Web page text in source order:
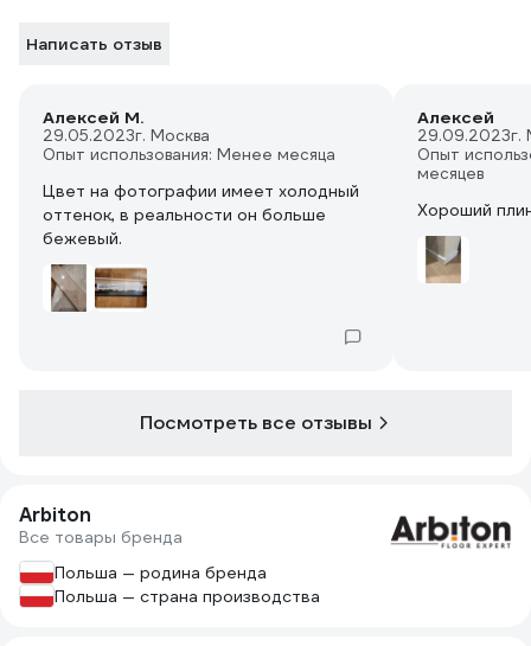
Написать отзыв
Алексей М.
29.05.2023г. Москва
Опыт использования: Менее месяца
Цвет на фотографии имеет холодный
оттенок, в реальности он больше
бежевый.
Алексей
29.09.2023г.
Опыт
месяцев
Хороший
Посмотреть все отзывы
Arbiton
Все товары бренда
Польша — родина бренда
Польша — страна производства